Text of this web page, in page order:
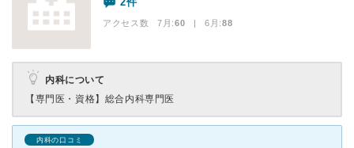
アクセス数 7月:60 | 6月:88
内科について
【専門医・資格】 総合内科専門医
内科の口コミ